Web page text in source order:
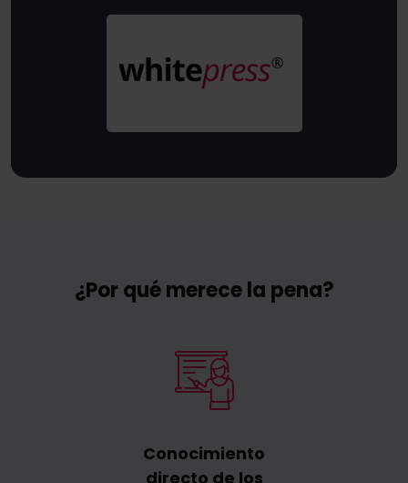
¿Por qué merece la pena?
Conocimiento
directo de los